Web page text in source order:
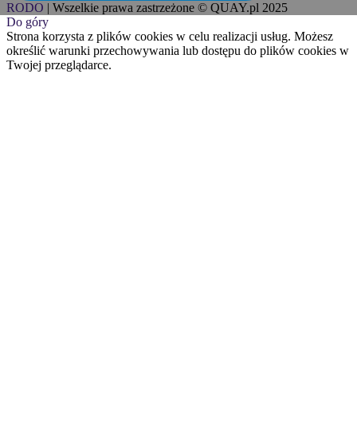
RODO | Wszelkie prawa zastrzeżone © QUAY.pl 2025
Do góry
Strona korzysta z plików cookies w celu realizacji usług. Możesz
określić warunki przechowywania lub dostępu do plików cookies w
Twojej przeglądarce.